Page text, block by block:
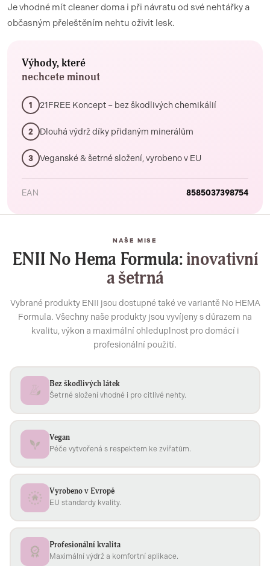
Je vhodné mít cleaner doma i při návratu od své nehtářky a
občasným přeleštěním nehtu oživit lesk.
Výhody, které
nechcete minout
1 21FREE Koncept – bez škodlivých chemikálií
2 Dlouhá výdrž díky přidaným minerálům
3 Veganské & šetrné složení, vyrobeno v EU
EAN 8585037398754
NAŠE MISE
ENII No Hema Formula:inovativní
a šetrná
Vybrané produkty ENII jsou dostupné také ve variantě No HEMA
Formula. Všechny naše produkty jsou vyvíjeny s důrazem na
kvalitu, výkon a maximální ohleduplnost pro domácí i
profesionální použití.
Bez škodlivých látek
Šetrné složení vhodné i pro citlivé nehty.
Vegan
Péče vytvořená s respektem ke zvířatům.
Vyrobeno v Evropě
EU standardy kvality.
Profesionální kvalita
Maximální výdrž a komfortní aplikace.